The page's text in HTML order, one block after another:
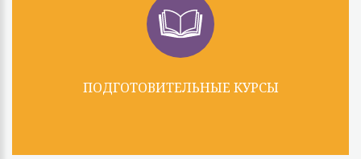
ПОДГОТОВИТЕЛЬНЫЕ КУРСЫ